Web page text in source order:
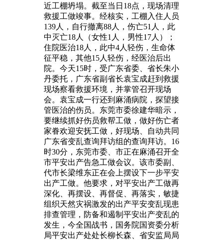
近工棚坍塌。截至当日18点，现场清理
救援工做竣事。经核实，工棚入住人员
139人，自行撤离88人，伤亡51人，此
中灭亡18人（女性1人，男性17人）；
住院医治18人，此中4人轻伤，生命体
征平稳，其他15人轻伤，经医治后出
院。今天15时，受广东省委、省长朱小
丹委托，广东省副省长袁宝成赶到救援
现场察看救援环境，并掌管召开现场
会。袁宝成一行还到麻涌病院，探望接
管医治的伤员。东莞市委徐建华暗示，
要继续抓好伤员救帮工做，做好伤亡者
家眷欢迎安抚工做，好现场、自动共同
广东省变乱查询拜访组的查询拜访。16
时30分，东莞市委、市正在麻涌召开全
市平安出产告急工做会议。该市委副、
代市长梁维东正在会上摆设下一步平安
出产工做。他要求，对平安出产工做再
深化、再摆设、再督促、再落实，敏捷
组织天然灾祸激发的出产平安变乱现患
排查管理，防备和遏制平安出产变乱的
发生，今全国战书，国务院国资委分析
局平安出产处处长柳长森、省安监局局